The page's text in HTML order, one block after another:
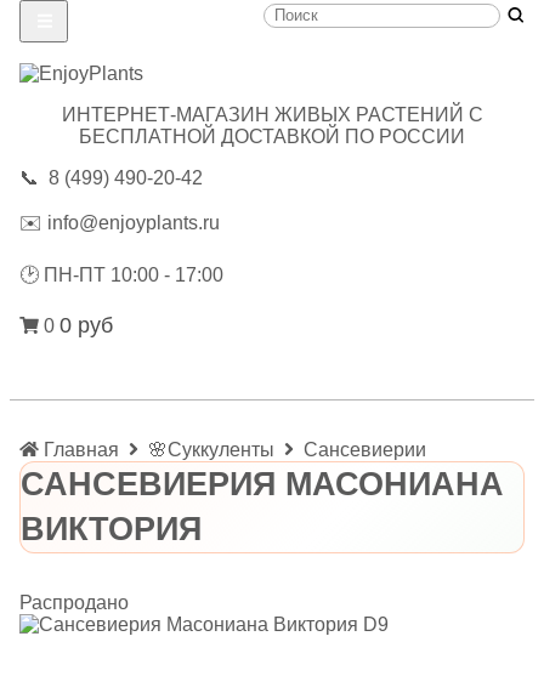
ИНТЕРНЕТ-МАГАЗИН ЖИВЫХ РАСТЕНИЙ С
БЕСПЛАТНОЙ ДОСТАВКОЙ ПО РОССИИ
📞 8 (499) 490-20-42
✉️ info@enjoyplants.ru
🕑 ПН-ПТ 10:00 - 17:00
0 0 руб
Главная 🌸Суккуленты Сансевиерии
САНСЕВИЕРИЯ МАСОНИАНА
ВИКТОРИЯ
Распродано